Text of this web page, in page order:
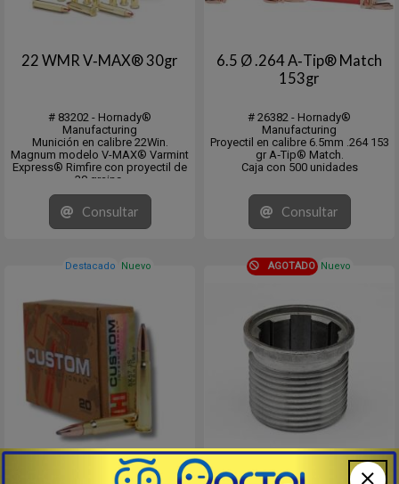
22 WMR V‑MAX® 30gr
# 83202 - Hornady®
Manufacturing
Munición en calibre 22Win.
Magnum modelo V-MAX® Varmint
Express® Rimfire con proyectil de
30 grains.
Velocidad 2200 (FPS)
Energía 322 (ft/lb)
En cajita de 50 unidades, pack de
250 y caja cerrada de 2.000
Consultar
6.5 Ø .264 A‑Tip® Match
153gr
# 26382 - Hornady®
Manufacturing
Proyectil en calibre 6.5mm .264 153
gr A‑Tip® Match.
Caja con 500 unidades
Consultar
Destacado Nuevo
8x57 JS SP Custom
AGOTADO Nuevo
Lock‑N‑Load® Die